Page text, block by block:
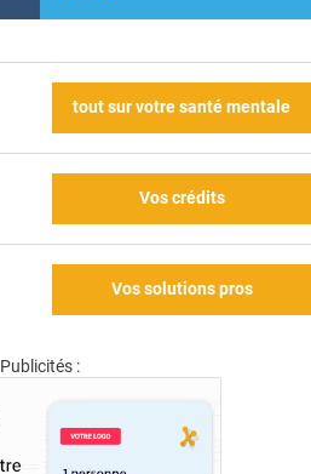
tout sur votre santé mentale
Vos crédits
Vos solutions pros
Publicités :